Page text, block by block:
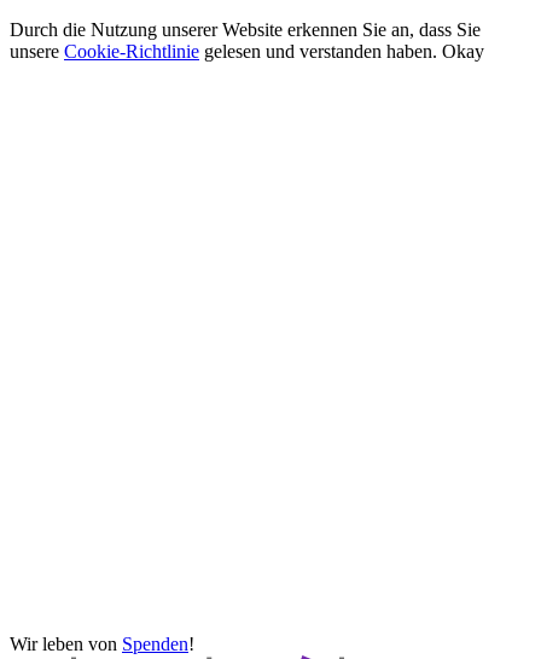
Durch die Nutzung unserer Website erkennen Sie an, dass Sie
unsere Cookie-Richtlinie gelesen und verstanden haben. Okay
Wir leben von Spenden!